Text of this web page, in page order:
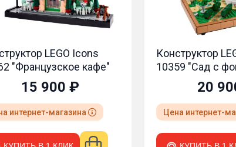
LEGO Icons
"Французское кафе"
15 900 ₽
интернет-магазина
Конструктор
10359 "Сад с
20
Цена интернет-